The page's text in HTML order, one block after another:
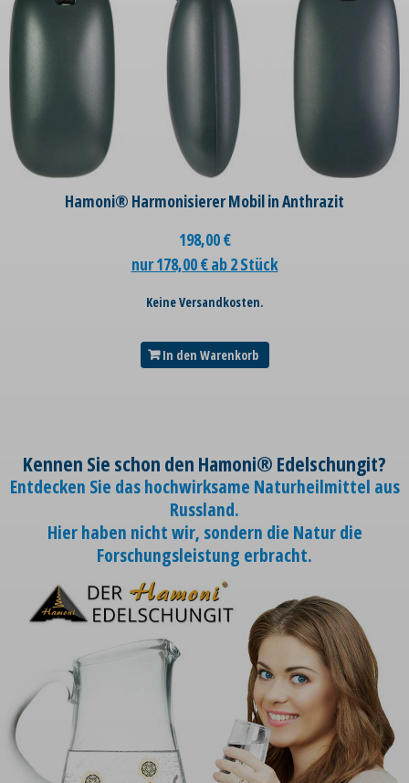
Hamoni® Harmonisierer Mobil in Anthrazit
198,00€
nur 178,00 € ab 2 Stück
Keine Versandkosten.
In den Warenkorb
Kennen Sie schon den Hamoni® Edelschungit?
Entdecken Sie das hochwirksame Naturheilmittel aus
Russland.
Hier haben nicht wir, sondern die Natur die
Forschungsleistung erbracht.